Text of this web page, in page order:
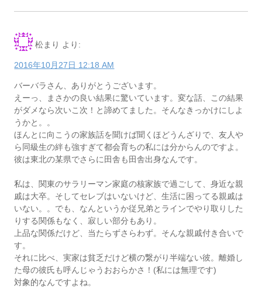
松まり より:
2016年10月27日 12:18 AM
バーバラさん、ありがとうございます。
えーっ、まさかの良い結果に驚いています。変な話、この結果
がダメなら次いこ次！と諦めてました。そんなきっかけにしよ
うかと。。
ほんとに向こうの家族話を聞けば聞くほどうんざりで、友人や
ら同級生の絆も強すぎて都会育ちの私には分からんのですよ。
彼は東北の某県でさらに田舎も田舎出身なんです。
私は、関東のサラリーマン家庭の核家族で過ごして、身近な親
戚は大卒。そしてセレブはいないけど、生活に困ってる親戚は
いない。。でも、なんというか従兄弟とラインでやり取りした
りする関係もなく、寂しい部分もあり。
上品な関係だけど、当たらずさらわず。そんな親戚付き合いで
す。
それに比べ、実家は貧乏だけど横の繋がり半端ない彼。離婚し
た母の彼氏も呼んじゃうおおらかさ！(私には無理です)
対象的なんですよね。